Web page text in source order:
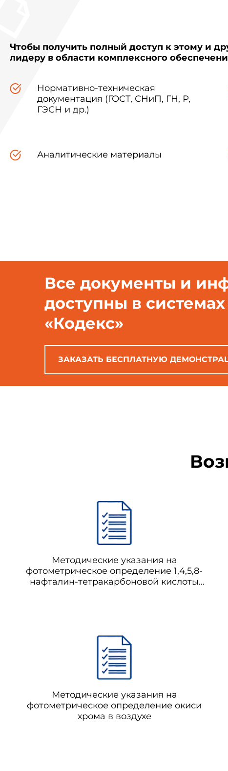
Чтобы получить полный доступ к этому и
лидеру в области комплексного
Нормативно-техническая
документация (ГОСТ, СНиП, ГН, Р,
ГЭСН и др.)
Аналитические материалы
Все документы и
доступны в системах
«Кодекс»
ЗАКАЗАТЬ БЕСПЛАТНУЮ
Методические указания на
фотометрическое определение 1,4,5,8-
нафталин-тетракарбоновой кислоты
Методические указания на
фотометрическое определение окиси
хрома в воздухе